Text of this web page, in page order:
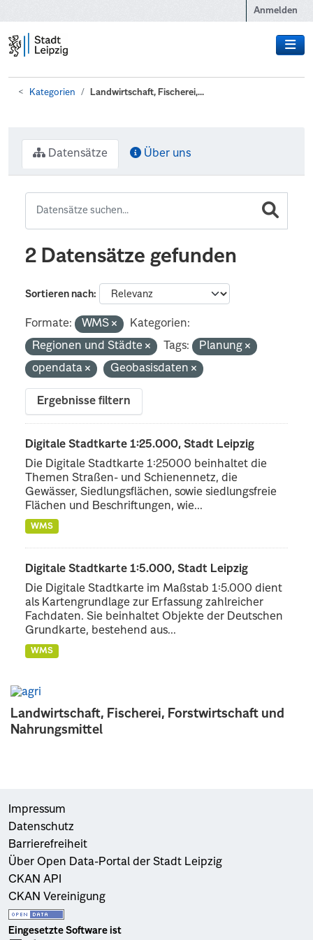
Anmelden
Kategorien Landwirtschaft, Fischerei,...
Landwirtschaft, Fischerei, Forstwirtschaft und
Nahrungsmittel
Datensätze Über uns
2 Datensätze gefunden
Sortieren nach
Formate: WMS
Kategorien:
Regionen und Städte
Tags:
Planung
opendata
Geobasisdaten
Ergebnisse filtern
Digitale Stadtkarte 1:25.000, Stadt Leipzig
Die Digitale Stadtkarte 1:25000 beinhaltet die
Themen Straßen- und Schienennetz, die
Gewässer, Siedlungsflächen, sowie siedlungsfreie
Flächen und Beschriftungen, wie...
WMS
Digitale Stadtkarte 1:5.000, Stadt Leipzig
Die Digitale Stadtkarte im Maßstab 1:5.000 dient
als Kartengrundlage zur Erfassung zahlreicher
Fachdaten. Sie beinhaltet Objekte der Deutschen
Grundkarte, bestehend aus...
WMS
Impressum
Datenschutz
Barrierefreiheit
Über Open Data-Portal der Stadt Leipzig
CKAN API
CKAN Vereinigung
Eingesetzte Software ist